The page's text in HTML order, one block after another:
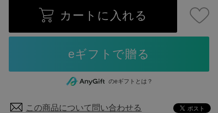
カートに入れる
のeギフトとは？
この商品について問い合わせる